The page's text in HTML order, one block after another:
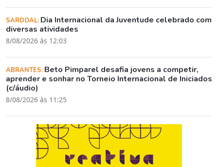
SARDOAL: Dia Internacional da Juventude celebrado com
diversas atividades
8/08/2026 às 12:03
ABRANTES: Beto Pimparel desafia jovens a competir,
aprender e sonhar no Torneio Internacional de Iniciados
(c/áudio)
8/08/2026 às 11:25